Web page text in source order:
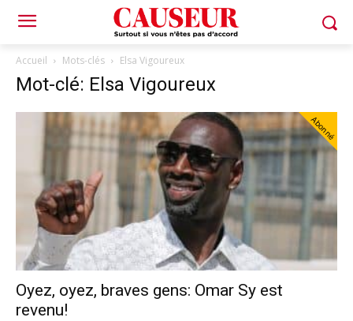
Accueil Mots-clés Elsa Vigoureux
Mot-clé: Elsa Vigoureux
Abonné
Oyez, oyez, braves gens: Omar Sy est
revenu!